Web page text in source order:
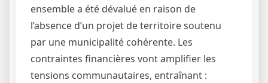
ensemble a été dévalué en raison de
l’absence d’un projet de territoire soutenu
par une municipalité cohérente. Les
contraintes financières vont amplifier les
tensions communautaires, entraînant :